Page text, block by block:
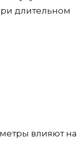
длительном
влияют на